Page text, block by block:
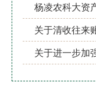
杨凌农科大资
关于清收往来
关于进一步加